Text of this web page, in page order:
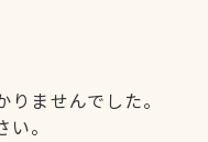
ませんでした。
。